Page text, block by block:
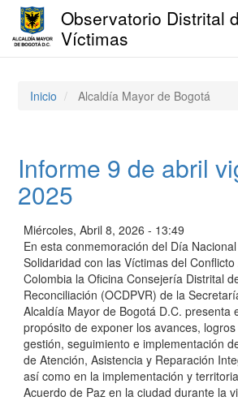
Pasar
contenido
Observatorio Distrital
Víctimas
Inicio Alcaldía Mayor de Bogotá
Informe 9 de abril
2025
Miércoles, Abril 8, 2026 - 13:49
En esta conmemoración del Día
Solidaridad con las Víctimas del
Colombia la Oficina Consejería Distrital
Reconciliación (OCDPVR) de la
Alcaldía Mayor de Bogotá D.C. presenta
propósito de exponer los avances,
gestión, seguimiento e implementación
de Atención, Asistencia y Reparación
así como en la implementación y
Acuerdo de Paz en la ciudad durante la